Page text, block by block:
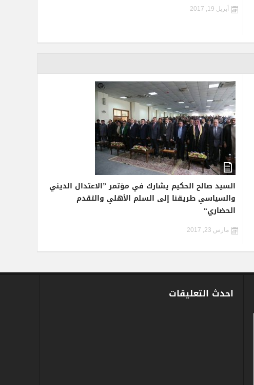
أبريل 19, 2017
السيد صالح الحكيم يشارك في مؤتمر ”الاعتدال الديني
والسياسي طريقنا إلى السلم الأهلي والتقدم
الحضاري“
مارس 23, 2017
احدث التعليقات